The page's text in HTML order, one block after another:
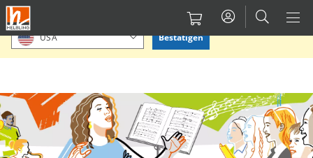
Direkt
zum
Inhalt
Bitte Standort bestätigen oder einen anderen auswählen.
USA Bestätigen